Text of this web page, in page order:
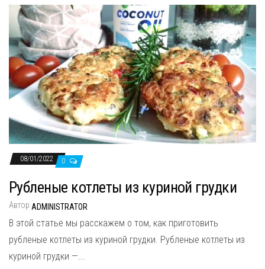
08/01/2022 0
Рубленые котлеты из куриной грудки
Автор ADMINISTRATOR
В этой статье мы расскажем о том, как приготовить
рубленые котлеты из куриной грудки. Рубленые котлеты из
куриной грудки —...